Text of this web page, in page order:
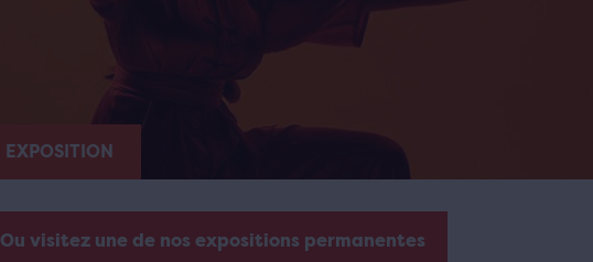
EXPOSITION
Ou visitez une de nos expositions permanentes